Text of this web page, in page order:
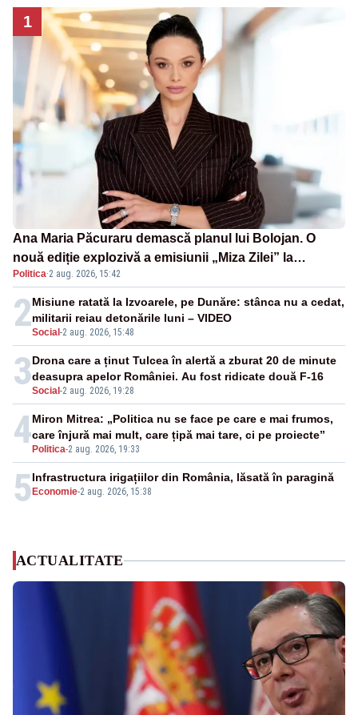
1
Ana Maria Păcuraru demască planul lui Bolojan. O
nouă ediție explozivă a emisiunii „Miza Zilei” la
Realitatea PLUS
Politica·2 aug. 2026, 15:42
2Social -2 aug. 2026, 15:48
Misiune ratată la Izvoarele, pe Dunăre: stânca nu a cedat,
militarii reiau detonările luni – VIDEO
3Social -2 aug. 2026, 19:28
Drona care a ținut Tulcea în alertă a zburat 20 de minute
deasupra apelor României. Au fost ridicate două F-16
4 Politica-2 aug. 2026, 19:33
Miron Mitrea: „Politica nu se face pe care e mai frumos,
care înjură mai mult, care țipă mai tare, ci pe proiecte”
5 Economie-2 aug. 2026, 15:38
Infrastructura irigațiilor din România, lăsată în paragină
ACTUALITATE